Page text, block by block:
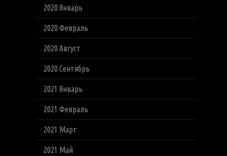
2020 Январь
2020 Февраль
2020 Август
2020 Сентябрь
2021 Январь
2021 Февраль
2021 Март
2021 Май